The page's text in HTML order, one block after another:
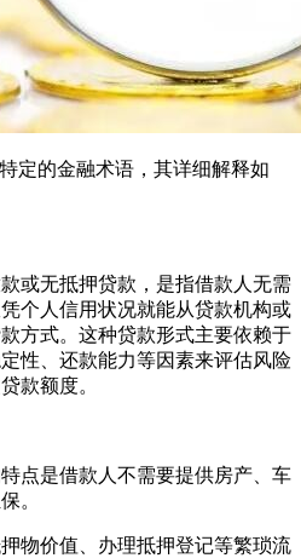
定的金融术语，其详细解释如
或无抵押贷款，是指借款人无需
个人信用状况就能从贷款机构或
方式。这种贷款形式主要依赖于
性、还款能力等因素来评估风险
款额度。
点是借款人不需要提供房产、车
。
物价值、办理抵押登记等繁琐流